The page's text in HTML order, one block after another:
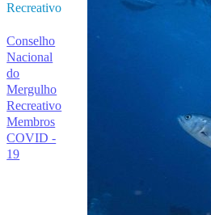
Recreativo
Conselho
Nacional
do
Mergulho
Recreativo
Membros
COVID -
19